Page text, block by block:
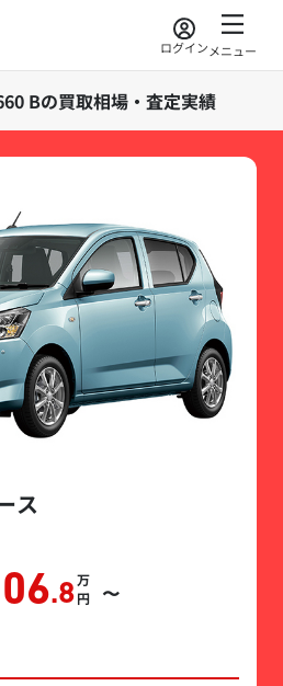
ログインメニュー
Bの買取相場・査定実績
ス
.8万円 〜